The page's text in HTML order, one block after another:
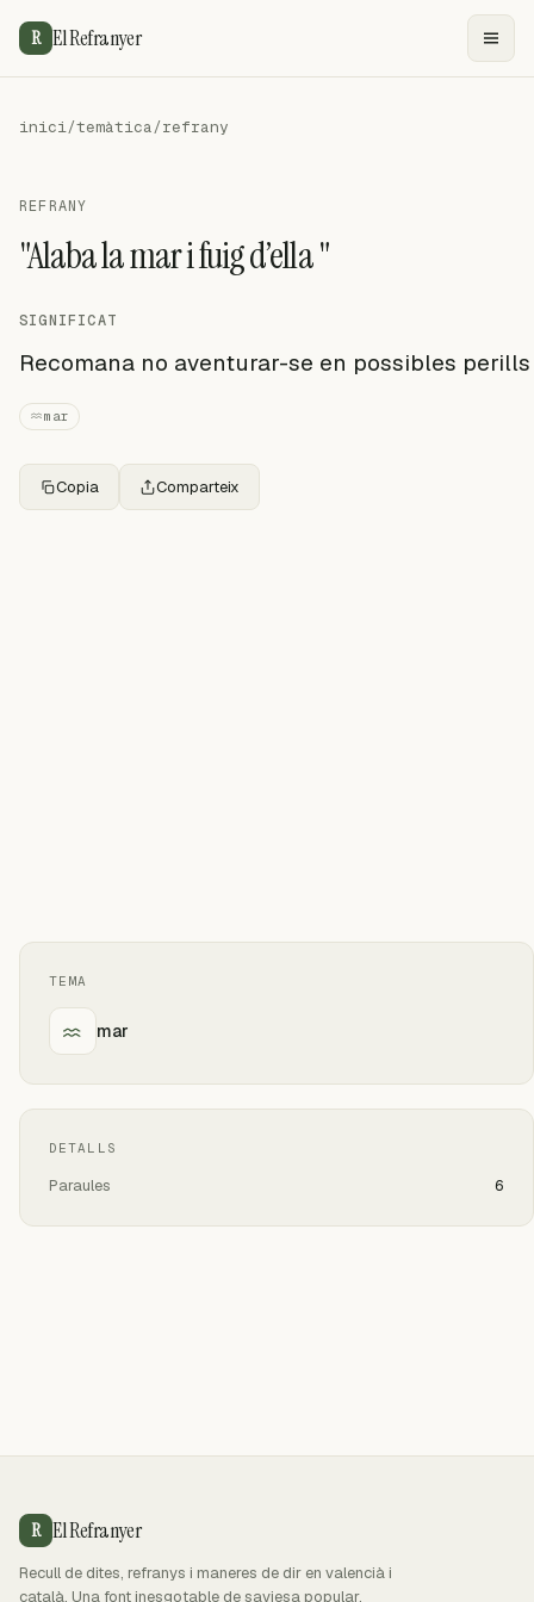
R El Refranyer
inici/temàtica/refrany
REFRANY
"Alaba la mar i fuig d’ella "
SIGNIFICAT
Recomana no aventurar-se en possibles perills
mar
Copia Comparteix
TEMA
mar
DETALLS
Paraules 6
R El Refranyer
Recull de dites, refranys i maneres de dir en valencià i
català. Una font inesgotable de saviesa popular.